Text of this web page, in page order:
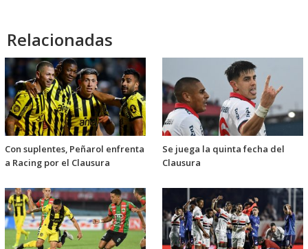
Relacionadas
Con suplentes, Peñarol enfrenta
a Racing por el Clausura
Se juega la quinta fecha del
Clausura